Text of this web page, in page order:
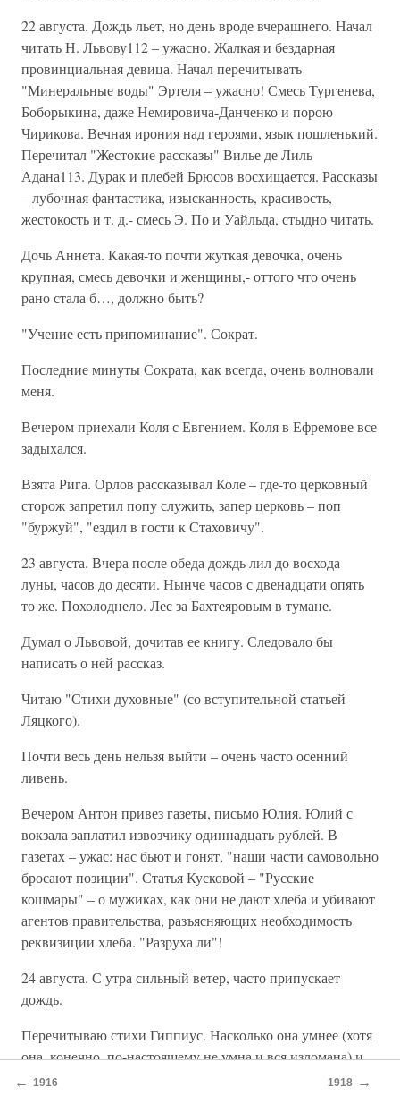
22 августа. Дождь льет, но день вроде вчерашнего. Начал
читать Н. Львову112 – ужасно. Жалкая и бездарная
провинциальная девица. Начал перечитывать
"Минеральные воды" Эртеля – ужасно! Смесь Тургенева,
Боборыкина, даже Немировича-Данченко и порою
Чирикова. Вечная ирония над героями, язык пошленький.
Перечитал "Жестокие рассказы" Вилье де Лиль
Адана113. Дурак и плебей Брюсов восхищается. Рассказы
– лубочная фантастика, изысканность, красивость,
жестокость и т. д.- смесь Э. По и Уайльда, стыдно читать.
Дочь Аннета. Какая-то почти жуткая девочка, очень
крупная, смесь девочки и женщины,- оттого что очень
рано стала б…, должно быть?
"Учение есть припоминание". Сократ.
Последние минуты Сократа, как всегда, очень волновали
меня.
Вечером приехали Коля с Евгением. Коля в Ефремове все
задыхался.
Взята Рига. Орлов рассказывал Коле – где-то церковный
сторож запретил попу служить, запер церковь – поп
"буржуй", "ездил в гости к Стаховичу".
23 августа. Вчера после обеда дождь лил до восхода
луны, часов до десяти. Нынче часов с двенадцати опять
то же. Похолоднело. Лес за Бахтеяровым в тумане.
Думал о Львовой, дочитав ее книгу. Следовало бы
написать о ней рассказ.
Читаю "Стихи духовные" (со вступительной статьей
Ляцкого).
Почти весь день нельзя выйти – очень часто осенний
ливень.
Вечером Антон привез газеты, письмо Юлия. Юлий с
вокзала заплатил извозчику одиннадцать рублей. В
газетах – ужас: нас бьют и гонят, "наши части самовольно
бросают позиции". Статья Кусковой – "Русские
кошмары" – о мужиках, как они не дают хлеба и убивают
агентов правительства, разъясняющих необходимость
реквизиции хлеба. "Разруха ли"!
24 августа. С утра сильный ветер, часто припускает
дождь.
Перечитываю стихи Гиппиус. Насколько она умнее (хотя
она, конечно, по-настоящему не умна и вся изломана) и
пристойнее прочих – "новых поэтов". Но какая
← 1916 1918 →